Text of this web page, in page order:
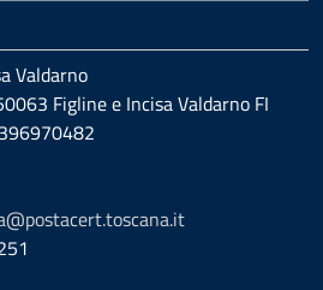
Valdarno
Figline e Incisa Valdarno FI